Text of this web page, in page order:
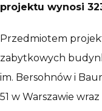
projektu wynosi
Przedmiotem
zabytkowych
im. Bersohnów i
51 w Warszawie